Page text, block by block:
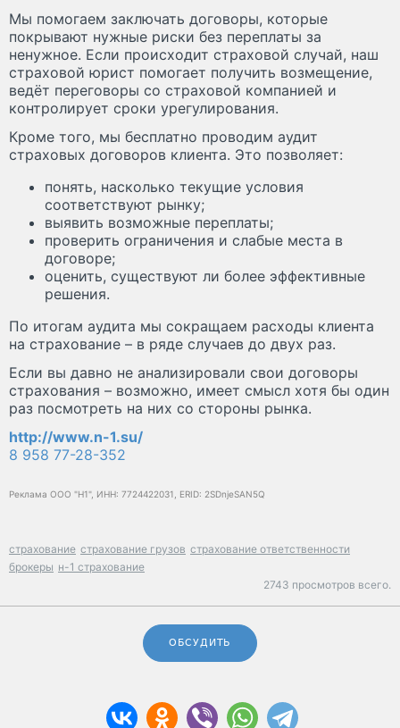
Мы помогаем заключать договоры, которые
покрывают нужные риски без переплаты за
ненужное. Если происходит страховой случай, наш
страховой юрист помогает получить возмещение,
ведёт переговоры со страховой компанией и
контролирует сроки урегулирования.
Кроме того, мы бесплатно проводим аудит
страховых договоров клиента. Это позволяет:
понять, насколько текущие условия
соответствуют рынку;
выявить возможные переплаты;
проверить ограничения и слабые места в
договоре;
оценить, существуют ли более эффективные
решения.
По итогам аудита мы сокращаем расходы клиента
на страхование – в ряде случаев до двух раз.
Если вы давно не анализировали свои договоры
страхования – возможно, имеет смысл хотя бы один
раз посмотреть на них со стороны рынка.
http://www.n-1.su/
8 958 77-28-352
Реклама ООО "Н1", ИНН: 7724422031, ERID: 2SDnjeSAN5Q
страхование страхование грузов страхование ответственности
брокеры н-1 страхование
2743 просмотров всего.
ОБСУДИТЬ